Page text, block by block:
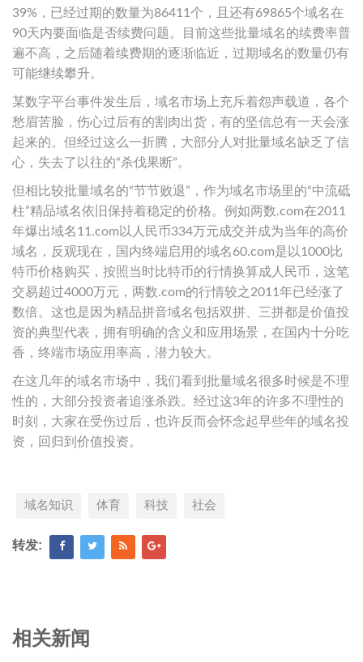
39%，已经过期的数量为86411个，且还有69865个域名在
90天内要面临是否续费问题。目前这些批量域名的续费率普
遍不高，之后随着续费期的逐渐临近，过期域名的数量仍有
可能继续攀升。
某数字平台事件发生后，域名市场上充斥着怨声载道，各个
愁眉苦脸，伤心过后有的割肉出货，有的坚信总有一天会涨
起来的。但经过这么一折腾，大部分人对批量域名缺乏了信
心，失去了以往的“杀伐果断”。
但相比较批量域名的“节节败退”，作为域名市场里的“中流砥
柱”精品域名依旧保持着稳定的价格。例如两数.com在2011
年爆出域名11.com以人民币334万元成交并成为当年的高价
域名，反观现在，国内终端启用的域名60.com是以1000比
特币价格购买，按照当时比特币的行情换算成人民币，这笔
交易超过4000万元，两数.com的行情较之2011年已经涨了
数倍。这也是因为精品拼音域名包括双拼、三拼都是价值投
资的典型代表，拥有明确的含义和应用场景，在国内十分吃
香，终端市场应用率高，潜力较大。
在这几年的域名市场中，我们看到批量域名很多时候是不理
性的，大部分投资者追涨杀跌。经过这3年的许多不理性的
时刻，大家在受伤过后，也许反而会怀念起早些年的域名投
资，回归到价值投资。
域名知识 体育 科技 社会
转发:
相关新闻